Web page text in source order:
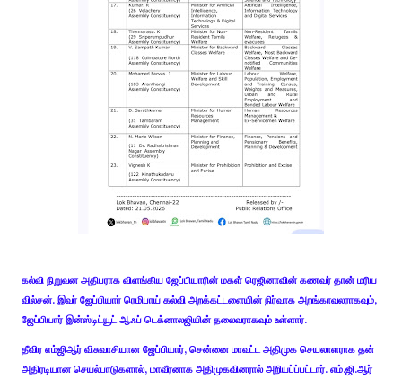
கல்வி நிறுவன அதிபராக விளங்கிய ஜேப்பியாரின் மகள் ரெஜினாவின் கணவர் தான் மரிய
வில்சன். இவர் ஜேப்பியார் ரெமிபாய் கல்வி அறக்கட்டளையின் நிர்வாக அறங்காவலராகவும்,
ஜேப்பியார் இன்ஸ்டிட்யூட் ஆஃப் டெக்னாலஜியின் தலைவராகவும் உள்ளார்.
தீவிர எம்ஜிஆர் விசுவாசியான ஜேப்பியார், சென்னை மாவட்ட அதிமுக செயலாளராக தன்
அதிரடியான செயல்பாடுகளால், மாவீரனாக அதிமுகவினரால் அறியப்ப்பட்டார். எம்.ஜி.ஆர்